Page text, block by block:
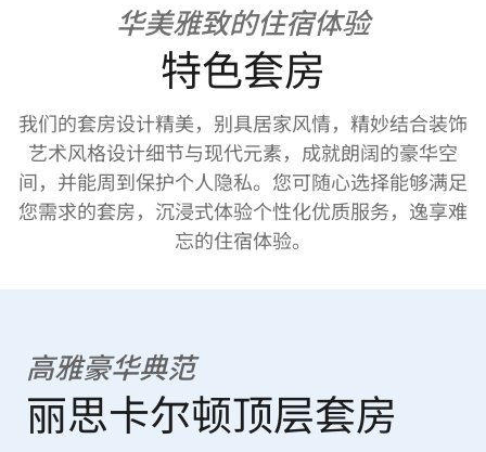
华美雅致的住宿体验
特色套房
我们的套房设计精美，别具居家风情，精妙结合装饰
艺术风格设计细节与现代元素，成就朗阔的豪华空
间，并能周到保护个人隐私。您可随心选择能够满足
您需求的套房，沉浸式体验个性化优质服务，逸享难
忘的住宿体验。
高雅豪华典范
丽思卡尔顿顶层套房